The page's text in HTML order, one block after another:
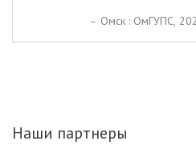
– Омск : ОмГУПС,
Наши партнеры